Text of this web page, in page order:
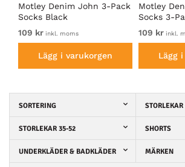
Motley Denim John 3-Pack
Socks Black
109 kr inkl. moms
Lägg i varukorgen
Motley
Socks 3-
109 kr inkl.
Lägg
SORTERING
STORLEKAR 35-52 SHORTS
UNDERKLÄDER & BADKLÄDER MÄRKEN